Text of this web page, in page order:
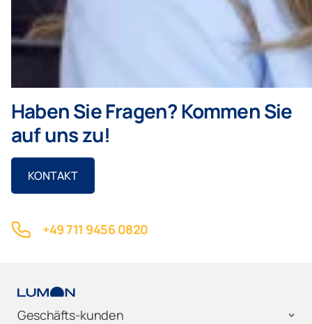
Haben Sie Fragen? Kommen Sie
auf uns zu!
KONTAKT
+49 711 9456 0820
Geschäfts-kunden